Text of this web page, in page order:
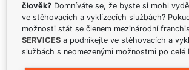
člověk? Domníváte se, že byste si mohl
ve stěhovacích a vyklízecích službách?
možnosti stát se členem mezinárodní
SERVICES a podnikejte ve stěhovacích a
službách s neomezenými možnostmi po celé